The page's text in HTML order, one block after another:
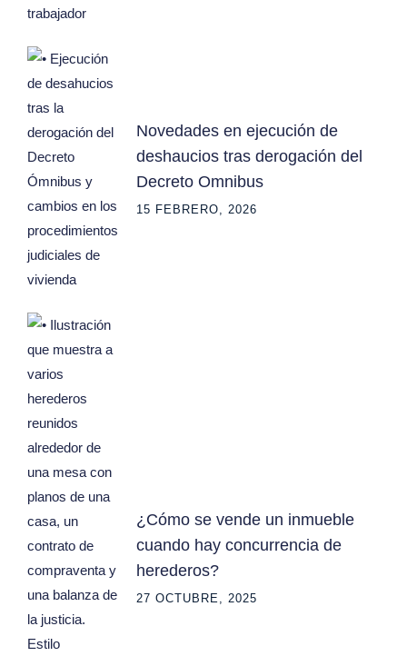
Novedades en ejecución de
deshaucios tras derogación del
Decreto Omnibus
15 FEBRERO, 2026
¿Cómo se vende un inmueble
cuando hay concurrencia de
herederos?
27 OCTUBRE, 2025